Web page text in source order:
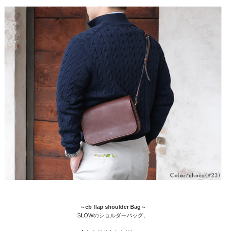
～cb flap shoulder Bag～
SLOWのショルダーバッグ。